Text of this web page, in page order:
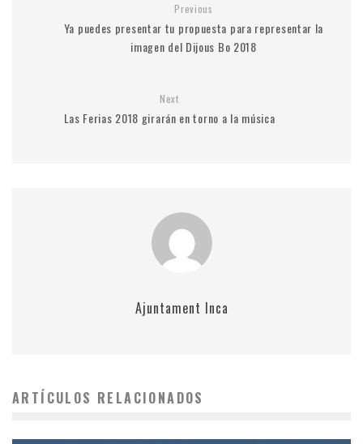
Previous
Ya puedes presentar tu propuesta para representar la
imagen del Dijous Bo 2018
Next
Las Ferias 2018 girarán en torno a la música
Ajuntament Inca
ARTÍCULOS RELACIONADOS